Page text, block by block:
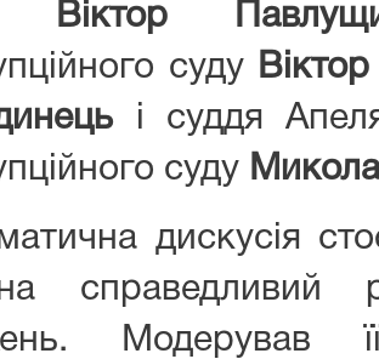
Віктор
суду
і суддя
суду
дискусія
справедливий
Модерував